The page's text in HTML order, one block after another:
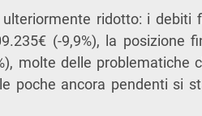
ridotto: i debiti
(-9,9%), la posizione
molte delle problematiche
poche ancora pendenti si